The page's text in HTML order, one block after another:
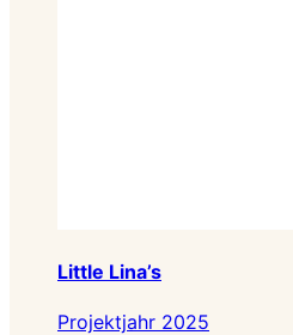
Little Lina’s
Projektjahr 2025